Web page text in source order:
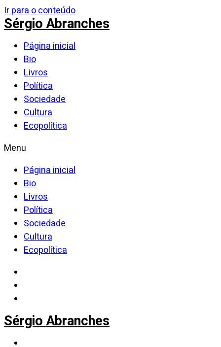
Ir para o conteúdo
Sérgio Abranches
Página inicial
Bio
Livros
Política
Sociedade
Cultura
Ecopolítica
Menu
Página inicial
Bio
Livros
Política
Sociedade
Cultura
Ecopolítica
Sérgio Abranches